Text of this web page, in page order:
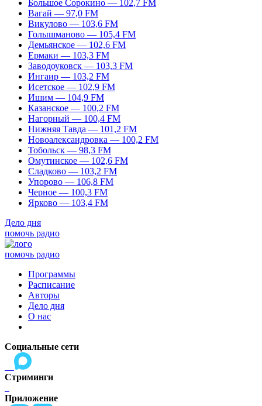
Большое Сорокино — 102,7 FM
Вагай — 97,0 FM
Викулово — 103,6 FM
Голышманово — 105,4 FM
Демьянское — 102,6 FM
Ермаки — 103,3 FM
Заводоуковск — 103,3 FM
Ингаир — 103,2 FM
Исетское — 102,9 FM
Ишим — 104,9 FM
Казанское — 100,2 FM
Нагорный — 100,4 FM
Нижняя Тавда — 101,2 FM
Новоалександровка — 100,2 FM
Тобольск — 98,3 FM
Омутинское — 102,6 FM
Сладково — 103,2 FM
Упорово — 106,8 FM
Черное — 100,3 FM
Ярково — 103,4 FM
Дело дня
помочь радио
помочь радио
Программы
Расписание
Авторы
Дело дня
О нас
Социальные сети
Стриминги
Приложение